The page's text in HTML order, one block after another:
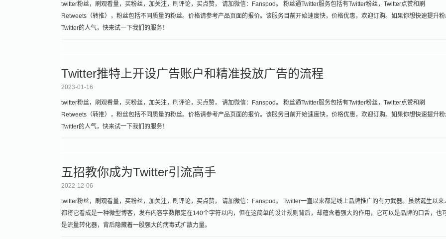
twitter粉丝，刷观看量，买粉丝，加关注，刷评论，买点赞， 请加微信：Fanspod。 粉丝通Twitter服务包括有Twitter粉丝，Twitter点赞和刷
Retweets（转推），粉丝包括不同质量的粉丝。价格请参考产品页面的报价。该服务目前开始速度快，价格优惠，欢迎订购。如果你想快速提升
Twitter的人气，快来试一下我们的服务！
Twitter推特上开设广告账户和精准投放广告的流程
2023-01-16
twitter粉丝，刷观看量，买粉丝，加关注，刷评论，买点赞， 请加微信：Fanspod。 粉丝通Twitter服务包括有Twitter粉丝，Twitter点赞和刷
Retweets（转推），粉丝包括不同质量的粉丝。价格请参考产品页面的报价。该服务目前开始速度快，价格优惠，欢迎订购。如果你想快速提升
Twitter的人气，快来试一下我们的服务！
五招教你成为Twitter引流高手
2022-12-06
twitter粉丝，刷观看量，买粉丝，加关注，刷评论，买点赞， 请加微信：Fanspod。 Twitter一直以来都是线上品牌推广的有力武器。虽然诞生以来
都将它看成是一种微型博客，发布内容字数限定在140个字符以内，但在这简单的设计规则背后，却蕴含着强大的作用，它可以是品牌的口舌，也
是流量转化器，背后隐藏着一股强大的病毒式扩散力量。